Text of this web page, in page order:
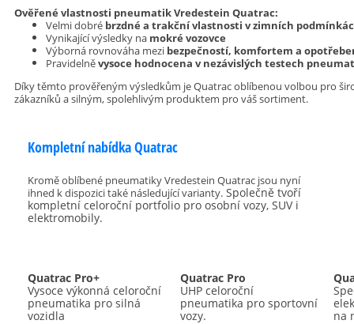
Ověřené vlastnosti pneumatik Vredestein Quatrac:
Velmi dobré brzdné a trakční vlastnosti v zimních
Vynikající výsledky na mokré vozovce
Výborná rovnováha mezi bezpečností, komfortem a
Pravidelněvysoce hodnocena v nezávislých testech
Díky těmto prověřeným výsledkům je Quatrac oblíbenou volbou pro
zákazníků a silným, spolehlivým produktem pro váš sortiment.
Kompletní nabídka Quatrac
Kromě oblíbené pneumatiky Vredestein Quatrac jsou nyní
ihned k dispozici také následující varianty. Společně tvoří
kompletní celoroční portfolio pro osobní vozy, SUV i
elektromobily.
Quatrac Pro+
Vysoce výkonná celoroční
pneumatika pro silná
vozidla
Quatrac Pro
UHP celoroční
pneumatika pro sportovní
vozy.
na